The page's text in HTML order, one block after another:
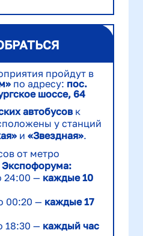
пройдут в
по адресу: пос.
шоссе, 64
автобусов к
у станций
и «Звездная».
от метро
Экспофорума:
24:00 — каждые 10
00:20 — каждые 17
18:30 — каждый час